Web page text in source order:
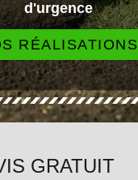
d'urgence
RÉALISATIONS
GRATUIT